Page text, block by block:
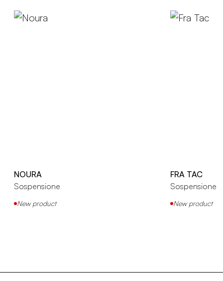
NOURA
Sospensione
New product
FRA TAC
Sospensione
New product